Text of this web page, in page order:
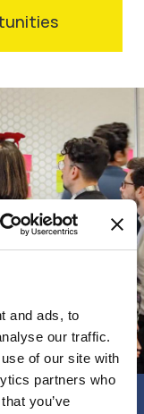
and ads, to
our traffic.
of our site with
partners who
you’ve